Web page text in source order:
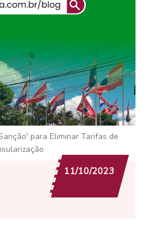
para Eliminar Tarifas de
11/10/2023